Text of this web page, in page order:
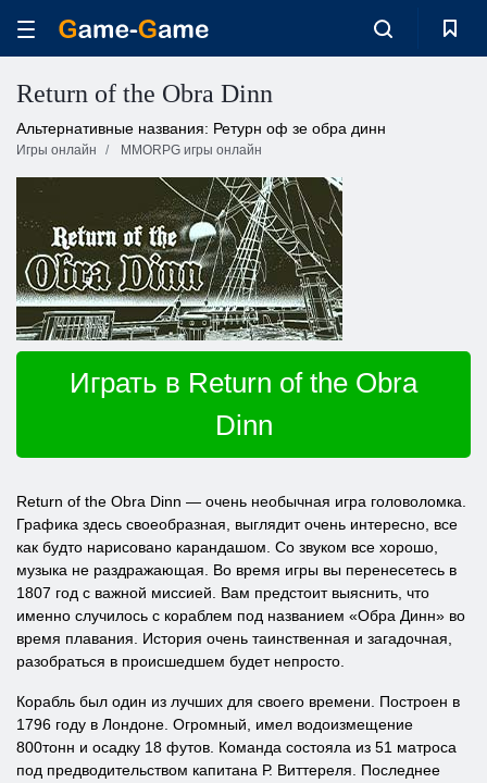
Return of the Obra Dinn
Альтернативные названия: Ретурн оф зе обра динн
Игры онлайн MMORPG игры онлайн
Играть в Return of the Obra
Dinn
Return of the Obra Dinn — очень необычная игра головоломка.
Графика здесь своеобразная, выглядит очень интересно, все
как будто нарисовано карандашом. Со звуком все хорошо,
музыка не раздражающая. Во время игры вы перенесетесь в
1807 год с важной миссией. Вам предстоит выяснить, что
именно случилось с кораблем под названием «Обра Динн» во
время плавания. История очень таинственная и загадочная,
разобраться в происшедшем будет непросто.
Корабль был один из лучших для своего времени. Построен в
1796 году в Лондоне. Огромный, имел водоизмещение
800тонн и осадку 18 футов. Команда состояла из 51 матроса
под предводительством капитана Р. Виттереля. Последнее